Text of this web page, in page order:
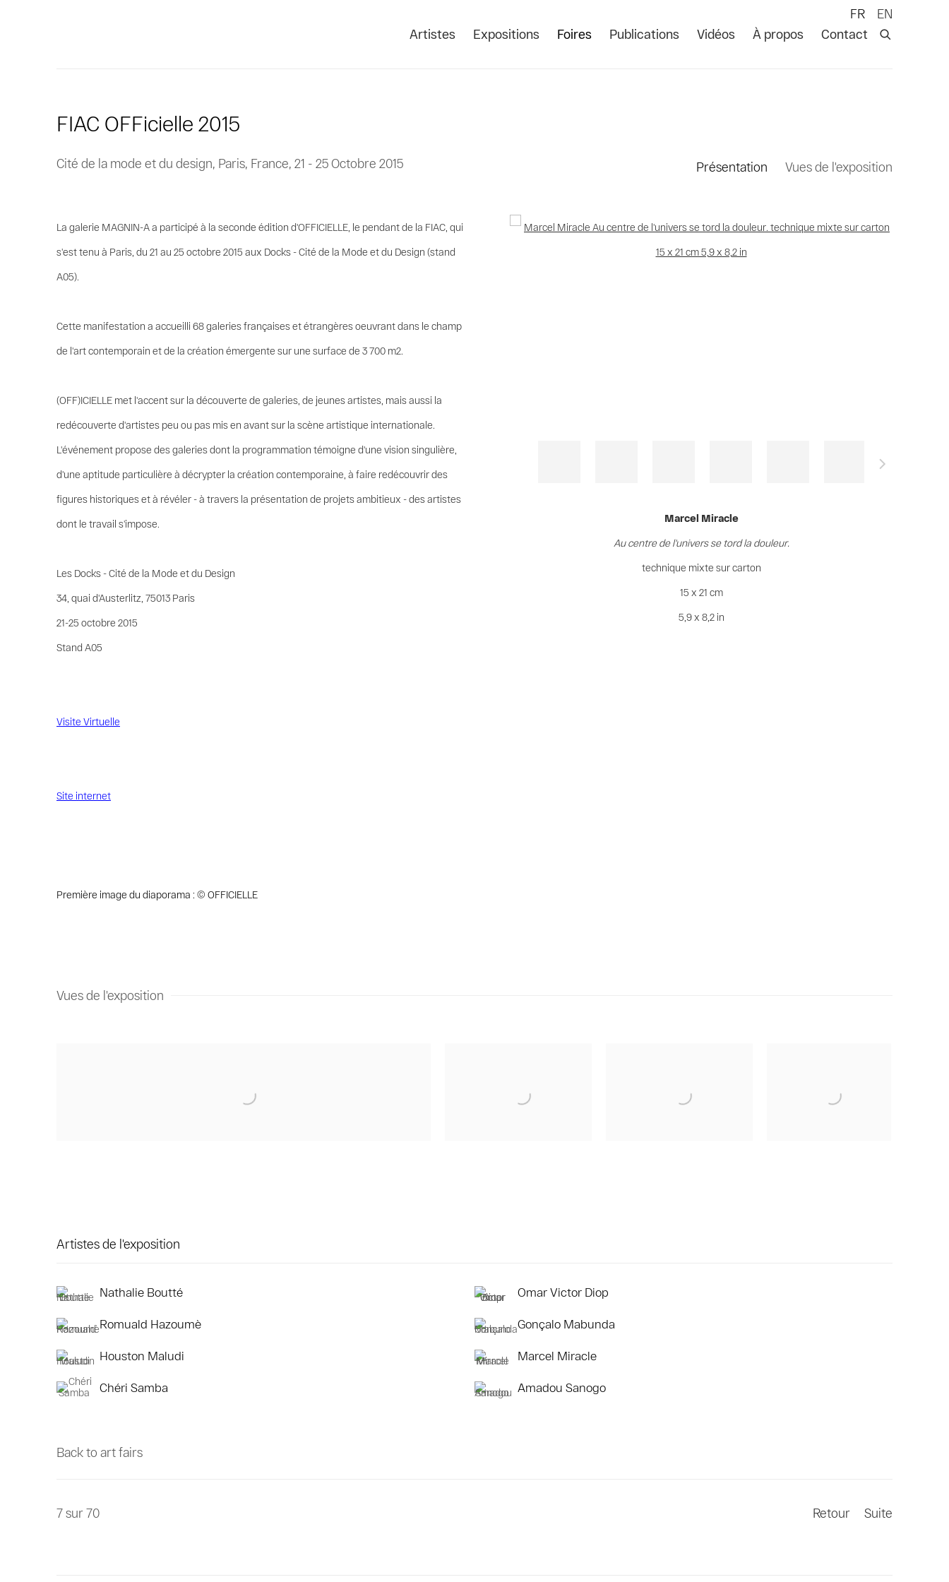
Artistes Expositions Foires Publications Vidéos À propos Contact
FR EN
FIAC OFFicielle 2015
Cité de la mode et du design, Paris, France, 21 - 25 Octobre 2015 Présentation Vues de l'exposition
Open a larger version of the following image in a popup:
Marcel Miracle
Au centre de l'univers se tord la douleur.
technique mixte sur carton
15 x 21 cm
5,9 x 8,2 in
La galerie MAGNIN-A a participé à la seconde édition d'OFFICIELLE, le pendant de la FIAC, qui
s'est tenu à Paris, du 21 au 25 octobre 2015 aux Docks - Cité de la Mode et du Design (stand
A05).
Cette manifestation a accueilli 68 galeries françaises et étrangères oeuvrant dans le champ
de l'art contemporain et de la création émergente sur une surface de 3 700 m2.
(OFF)ICIELLE met l'accent sur la découverte de galeries, de jeunes artistes, mais aussi la
redécouverte d'artistes peu ou pas mis en avant sur la scène artistique internationale.
L'événement propose des galeries dont la programmation témoigne d'une vision singulière,
d'une aptitude particulière à décrypter la création contemporaine, à faire redécouvrir des
figures historiques et à révéler - à travers la présentation de projets ambitieux - des artistes
dont le travail s'impose.
Les Docks - Cité de la Mode et du Design
34, quai d'Austerlitz, 75013 Paris
21-25 octobre 2015
Stand A05
Visite Virtuelle
Site internet
Première image du diaporama : © OFFICIELLE
Vues de l'exposition
Artistes de l'exposition
Nathalie Boutté Omar Victor Diop
Romuald Hazoumè Gonçalo Mabunda
Houston Maludi Marcel Miracle
Chéri Samba Amadou Sanogo
Back to art fairs
Retour Suite
7sur 70